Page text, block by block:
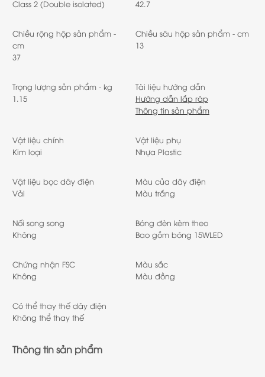
Class 2 (Double isolated)
42.7
Chiều rộng hộp sản phẩm -
cm
37
Chiều sâu hộp sản phẩm - cm
13
Trọng lượng sản phẩm - kg
1.15
Tài liệu hướng dẫn
Hướng dẫn lắp ráp
Thông tin sản phẩm
Vật liệu chính
Kim loại
Vật liệu phụ
Nhựa Plastic
Vật liệu bọc dây điện
Vải
Màu của dây điện
Màu trắng
Nối song song
Không
Bóng đèn kèm theo
Bao gồm bóng 15WLED
Chứng nhận FSC
Không
Màu sắc
Màu đồng
Có thể thay thế dây điện
Không thể thay thế
Thông tin sản phẩm